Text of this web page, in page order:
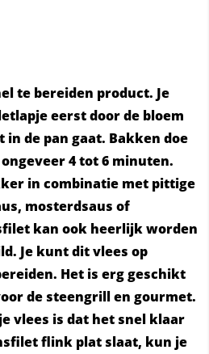
te bereiden product. Je
eerst door de bloem
de pan gaat. Bakken doe
4 tot 6 minuten.
in combinatie met pittige
mosterdsaus of
kan ook heerlijk worden
Je kunt dit vlees op
Het is erg geschikt
de steengrill en gourmet.
vlees is dat het snel klaar
flink plat slaat, kun je